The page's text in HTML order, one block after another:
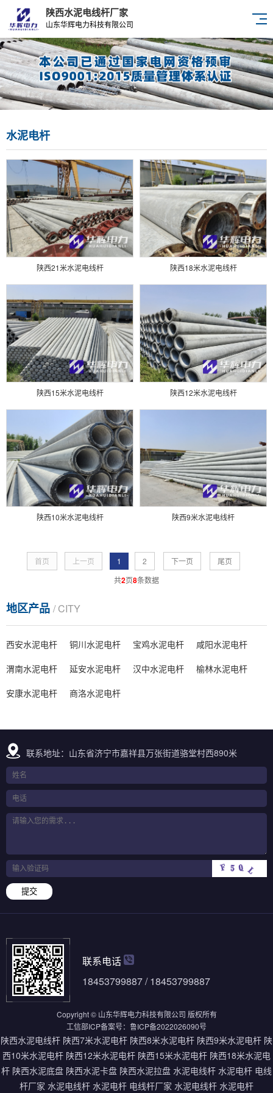
陕西水泥电线杆厂家
山东华辉电力科技有限公司
水泥电杆
陕西21米水泥电线杆 陕西18米水泥电线杆
陕西15米水泥电线杆 陕西12米水泥电线杆
陕西10米水泥电线杆 陕西9米水泥电线杆
首页 上一页 1 2 下一页
尾页
共2页8条数据
地区产品 / CITY
西安水泥电杆 铜川水泥电杆 宝鸡水泥电杆
咸阳水泥电杆
渭南水泥电杆
延安水泥电杆 汉中水泥电杆
榆林水泥电杆
安康水泥电杆
商洛水泥电杆
联系地址：山东省济宁市嘉祥县万张街道骆堂村西890米
提交
联系电话
18453799887 / 18453799887
Copyright © 山东华辉电力科技有限公司 版权所有
工信部ICP备案号： 鲁ICP备2022026090号
陕西水泥电线杆 陕西7米水泥电杆 陕西8米水泥电杆 陕西9米水泥电杆 陕
西10米水泥电杆 陕西12米水泥电杆 陕西15米水泥电杆 陕西18米水泥电
杆 陕西水泥底盘 陕西水泥卡盘 陕西水泥拉盘 水泥电线杆 水泥电杆 电线
杆厂家 水泥电线杆 水泥电杆 电线杆厂家 水泥电线杆 水泥电杆